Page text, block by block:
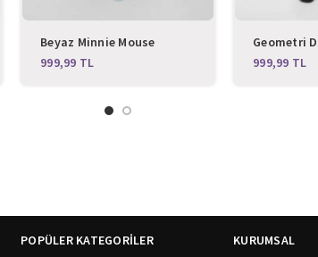
Beyaz Minnie Mouse
Desenli Likralı Alt Üst
Takım
TL
Geometri
Alt Üst TL
POPÜLER KATEGORİLER
KURUMSAL